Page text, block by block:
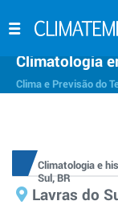
Climatologia
Clima e Previsão do
Climatologia e
Sul, BR
Lavras do